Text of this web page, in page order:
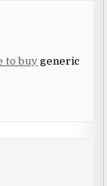
to buy generic